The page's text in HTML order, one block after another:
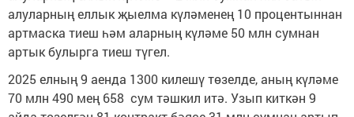
алуларның еллык җыелма күләменең 10 процентыннан
артмаска тиеш һәм аларның күләме 50 млн сумнан
артык булырга тиеш түгел.
2025 елның 9 аенда 1300 килешү төзелде, аның күләме
70 млн 490 мең 658 сум тәшкил итә. Узып киткән 9